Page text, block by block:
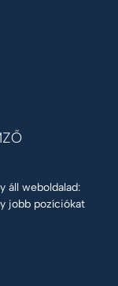
áll weboldalad:
jobb pozíciókat